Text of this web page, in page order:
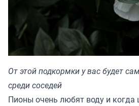
От этой подкормки у вас будет
среди соседей
Пионы очень любят воду и когда